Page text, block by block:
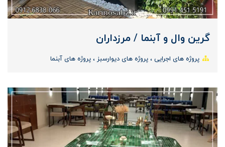
گرین وال و آبنما / مرزداران
پروژه های اجرایی پروژه های دیوارسبز پروژه های آبنما